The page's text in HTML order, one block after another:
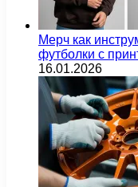
Мерч как
футболки с
16.01.2026